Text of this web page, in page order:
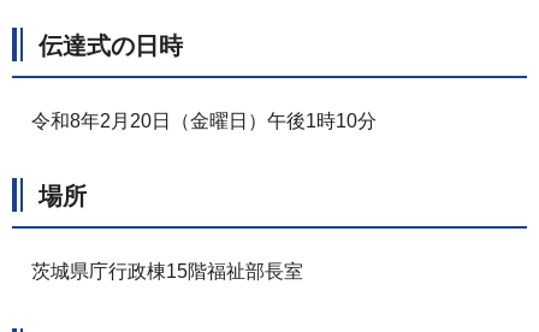
伝達式の日時
令和8年2月20日（金曜日）午後1時10分
場所
茨城県庁行政棟15階福祉部長室